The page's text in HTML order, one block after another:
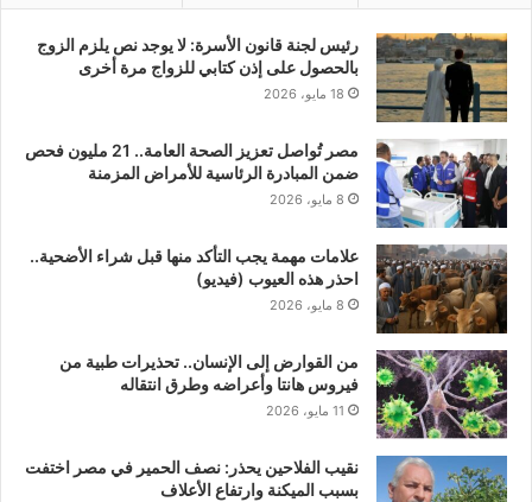
رئيس لجنة قانون الأسرة: لا يوجد نص يلزم الزوج
بالحصول على إذن كتابي للزواج مرة أخرى
18 مايو، 2026
مصر تُواصل تعزيز الصحة العامة.. 21 مليون فحص
ضمن المبادرة الرئاسية للأمراض المزمنة
8 مايو، 2026
علامات مهمة يجب التأكد منها قبل شراء الأضحية..
احذر هذه العيوب (فيديو)
8 مايو، 2026
من القوارض إلى الإنسان.. تحذيرات طبية من
فيروس هانتا وأعراضه وطرق انتقاله
11 مايو، 2026
نقيب الفلاحين يحذر: نصف الحمير في مصر اختفت
بسبب الميكنة وارتفاع الأعلاف